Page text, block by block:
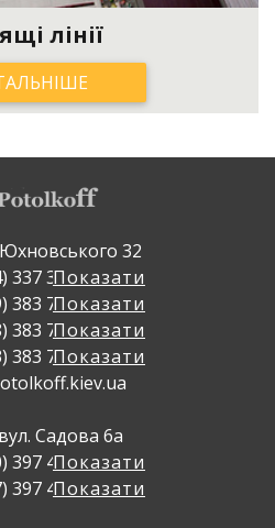
лінії
Юхновського 32
337 32 23Показати
383 71 72Показати
383 71 72Показати
383 71 72Показати
Садова 6а
397 49 79Показати
397 49 79Показати